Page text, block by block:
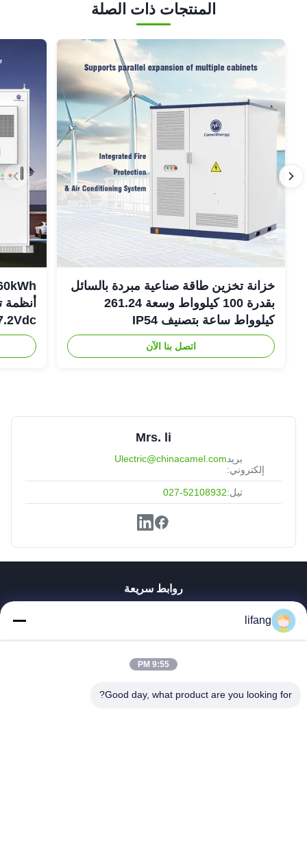
المنتجات ذات الصلة
خزانة تخزين طاقة صناعية مبردة بالسائل
بقدرة 100 كيلوواط وسعة 261.24
كيلوواط ساعة بتصنيف IP54
اتصل بنا الآن
أنظمة
307.2Vdc
Mrs. li
بريد
إلكتروني:
Ulectric@chinacamel.com
تيل:027-52108932
روابط سريعة
جولة في المعمل
اتصل بنا
lifang
9:55 PM
Good day, what product are you looking for?